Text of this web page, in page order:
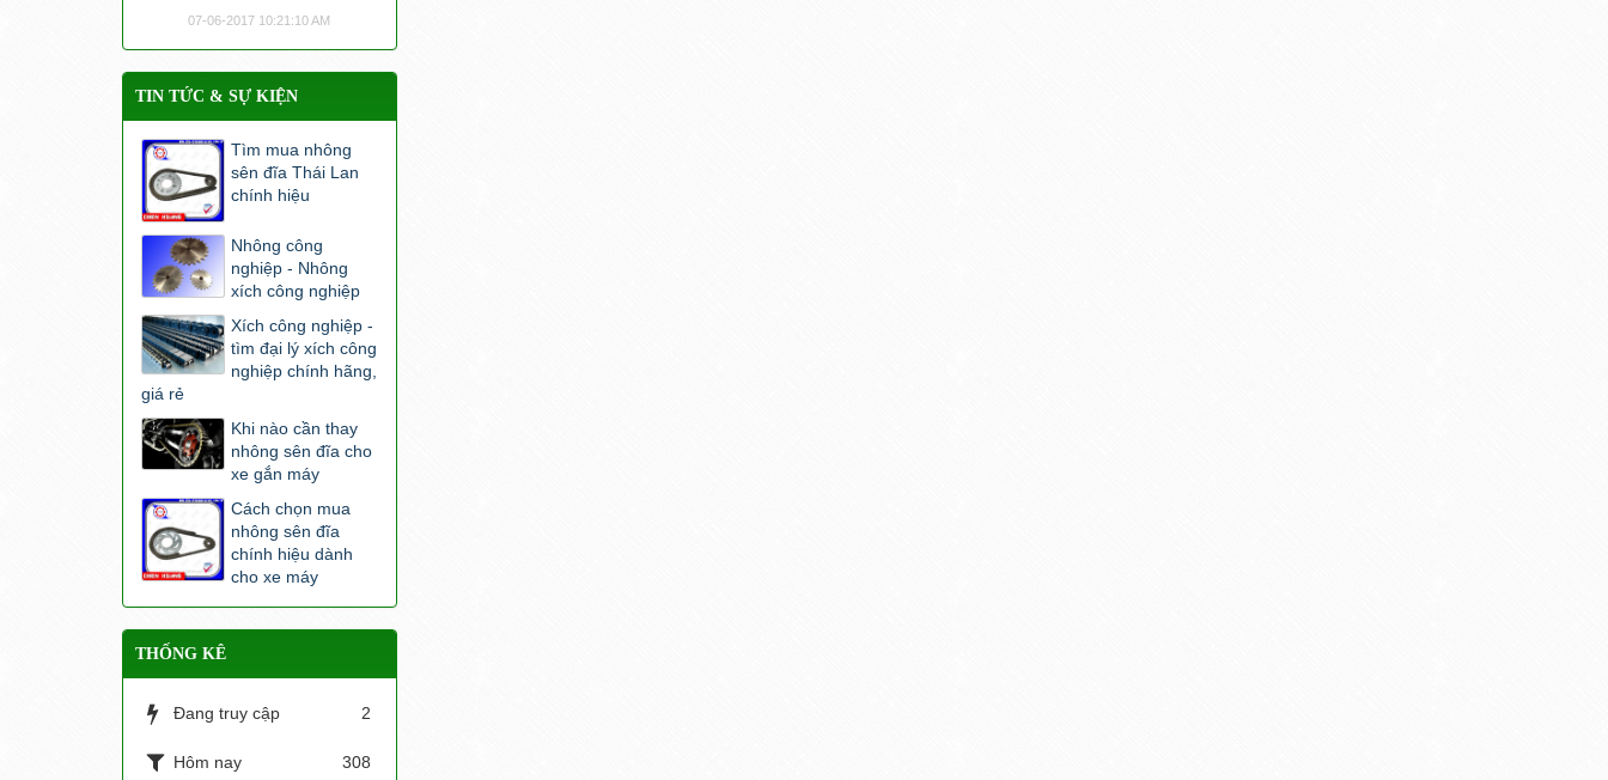
07-06-2017 10:21:10 AM
TIN TỨC & SỰ KIỆN
Tìm mua nhông
sên đĩa Thái Lan
chính hiệu
Nhông công
nghiệp - Nhông
xích công nghiệp
Xích công nghiệp -
tìm đại lý xích công
nghiệp chính hãng,
giá rẻ
Khi nào cần thay
nhông sên đĩa cho
xe gắn máy
Cách chọn mua
nhông sên đĩa
chính hiệu dành
cho xe máy
THỐNG KÊ
Đang truy cập 2
Hôm nay 308